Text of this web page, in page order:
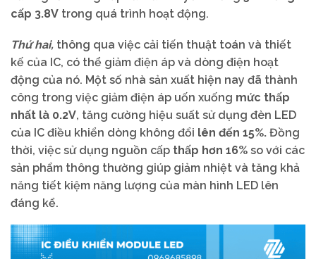
cấp 3.8V trong quá trình hoạt động.
Thứ hai, thông qua việc cải tiến thuật toán và thiết
kế của IC, có thể giảm điện áp và dòng điện hoạt
động của nó. Một số nhà sản xuất hiện nay đã thành
công trong việc giảm điện áp uốn xuống mức thấp
nhất là 0.2V, tăng cường hiệu suất sử dụng đèn LED
của IC điều khiển dòng không đổi lên đến 15%. Đồng
thời, việc sử dụng nguồn cấp thấp hơn 16% so với các
sản phẩm thông thường giúp giảm nhiệt và tăng khả
năng tiết kiệm năng lượng của màn hình LED lên
đáng kể.